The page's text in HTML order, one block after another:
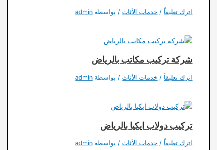
اترك تعليقاً / خدمات الأثاث/ بواسطة admin
شركة تركيب مكاتب بالرياض
اترك تعليقاً / خدمات الأثاث/ بواسطة admin
تركيب دولاب ايكيا بالرياض
اترك تعليقاً / خدمات الأثاث/ بواسطة admin